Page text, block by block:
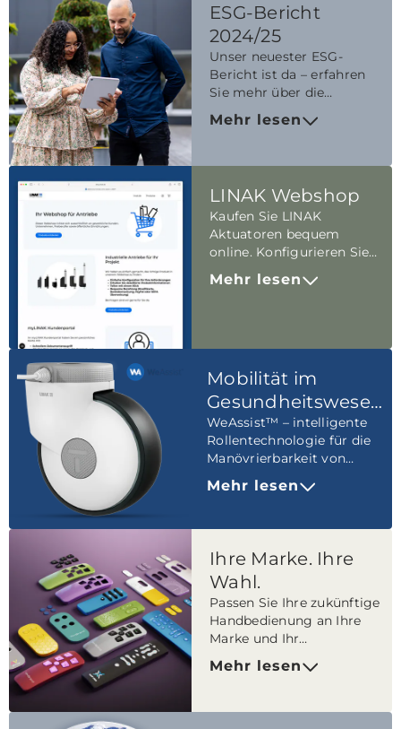
ESG-Bericht
2024/25
Unser neuester ESG-
Bericht ist da – erfahren
Sie mehr über die
Fortschritte, die wir auf
dem Weg zu unseren
Mehr lesen
LINAK Webshop
Kaufen Sie LINAK
Aktuatoren bequem
online. Konfigurieren Sie
Ihren Antrieb, laden Sie die
individuellen 3-D-Daten
Mehr lesen
Mobilität im
Gesundheitswesen
neu definiert
WeAssist™ – intelligente
Rollentechnologie für die
Manövrierbarkeit von
intelligenten Betten.
Setzen Sie gemeinsam mit
Mobilität.
Mehr lesen
Ihre Marke. Ihre
Wahl.
Passen Sie Ihre zukünftige
Handbedienung an Ihre
Marke und Ihr
Möbeldesign an.
Individualisieren Sie die
Handbedienungen von
Mehr lesen